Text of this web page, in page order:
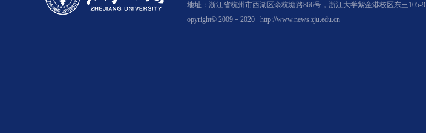
地址：浙江省杭州市西湖区余杭塘路866号，浙江大学紫金港校区东三105-9
opyright© 2009－2020 http://www.news.zju.edu.cn